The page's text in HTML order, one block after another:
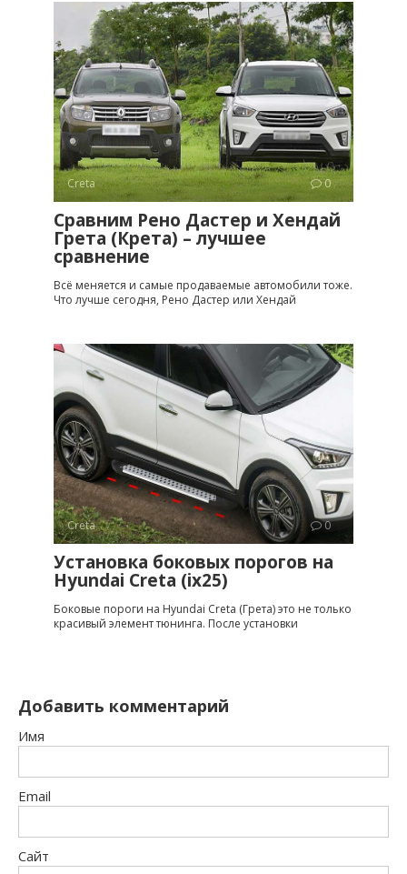
Creta 0
Сравним Рено Дастер и Хендай
Грета (Крета) – лучшее
сравнение
Всё меняется и самые продаваемые автомобили тоже.
Что лучше сегодня, Рено Дастер или Хендай
Creta 0
Установка боковых порогов на
Hyundai Creta (ix25)
Боковые пороги на Hyundai Creta (Грета) это не только
красивый элемент тюнинга. После установки
Добавить комментарий
Имя
Email
Сайт